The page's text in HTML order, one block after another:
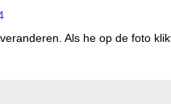
Als he op de foto